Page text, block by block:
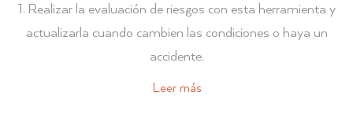
1. Realizar la evaluación de riesgos con esta herramienta y
actualizarla cuando cambien las condiciones o haya un
accidente.
Leer más